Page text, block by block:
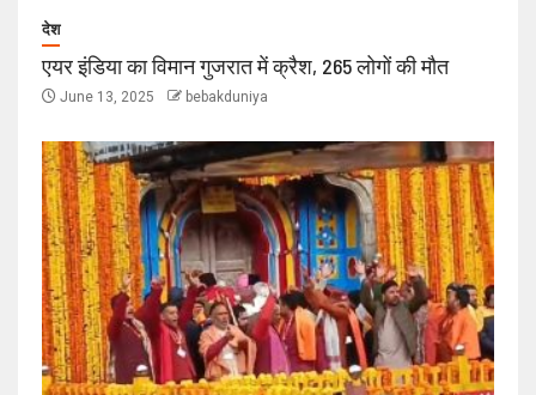
देश
एयर इंडिया का विमान गुजरात में क्रैश, 265 लोगों की मौत
June 13, 2025 bebakduniya